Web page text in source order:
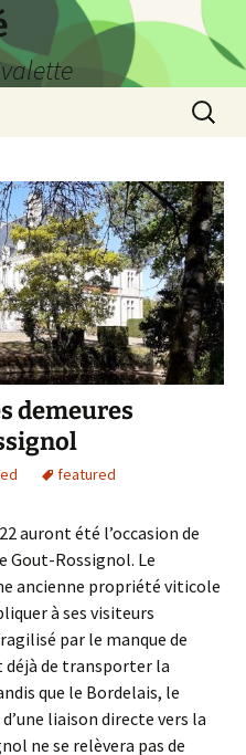
demeures
featured
auront été l’occasion de
Gout-Rossignol. Le
ancienne propriété viticole
à ses visiteurs
par le manque de
de transporter la
que le Bordelais, le
liaison directe vers la
ne se relèvera pas de